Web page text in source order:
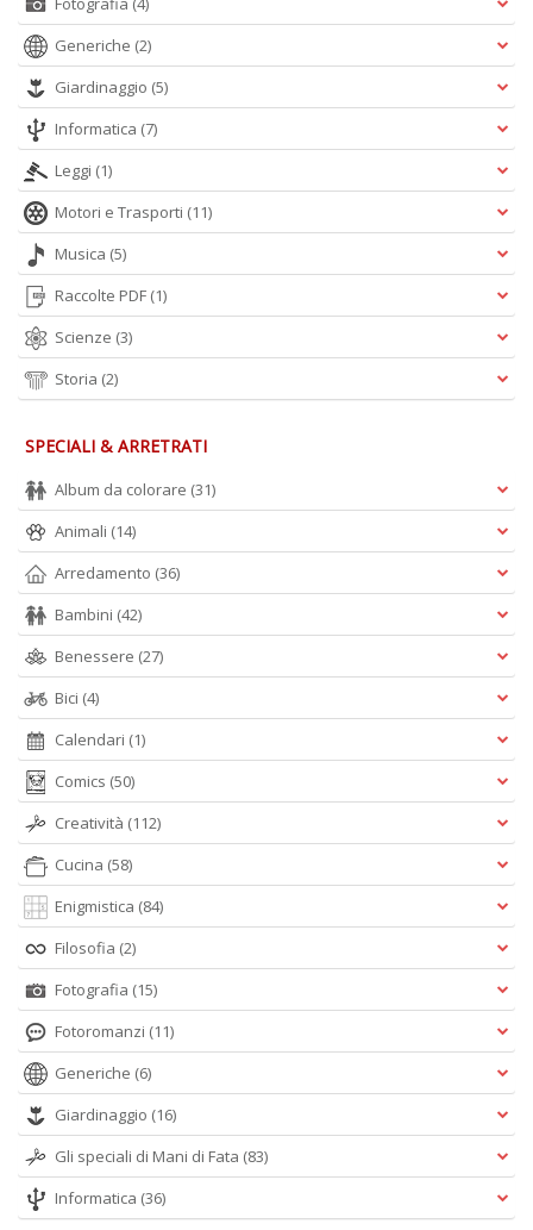
Generiche (2)
Giardinaggio (5)
Informatica (7)
Leggi (1)
Motori e Trasporti (11)
Musica (5)
Raccolte PDF (1)
Scienze (3)
Storia (2)
SPECIALI & ARRETRATI
Album da colorare (31)
Animali (14)
Arredamento (36)
Bambini (42)
Benessere (27)
Bici (4)
Calendari (1)
Comics (50)
Creatività (112)
Cucina (58)
Enigmistica (84)
Filosofia (2)
Fotografia (15)
Fotoromanzi (11)
Generiche (6)
Giardinaggio (16)
Gli speciali di Mani di Fata (83)
Informatica (36)